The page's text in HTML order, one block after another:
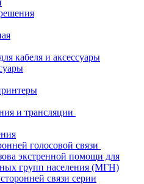
кабеля и аксессуары
и трансляции
голосовой связи
экстренной помощи для
групп населения (МГН)
связи серии